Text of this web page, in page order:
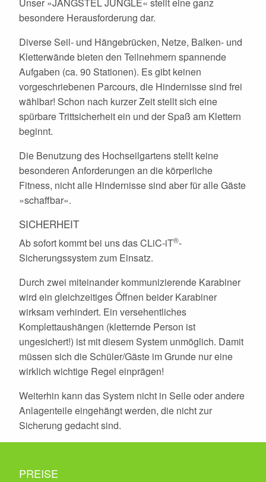
besondere Herausforderung dar.
Diverse Seil- und Hängebrücken, Netze, Balken- und
Kletterwände bieten den Teilnehmern spannende
Aufgaben (ca. 90 Stationen). Es gibt keinen
vorgeschriebenen Parcours, die Hindernisse sind frei
wählbar! Schon nach kurzer Zeit stellt sich eine
spürbare Trittsicherheit ein und der Spaß am Klettern
beginnt.
Die Benutzung des Hochseilgartens stellt keine
besonderen Anforderungen an die körperliche
Fitness, nicht alle Hindernisse sind aber für alle Gäste
»schaffbar«.
SICHERHEIT
Ab sofort kommt bei uns das CLiC-iT®-
Sicherungssystem zum Einsatz.
Durch zwei miteinander kommunizierende Karabiner
wird ein gleichzeitiges Öffnen beider Karabiner
wirksam verhindert. Ein versehentliches
Komplettaushängen (kletternde Person ist
ungesichert!) ist mit diesem System unmöglich. Damit
müssen sich die Schüler/Gäste im Grunde nur eine
wirklich wichtige Regel einprägen!
Weiterhin kann das System nicht in Seile oder andere
Anlagenteile eingehängt werden, die nicht zur
Sicherung gedacht sind.
PREISE